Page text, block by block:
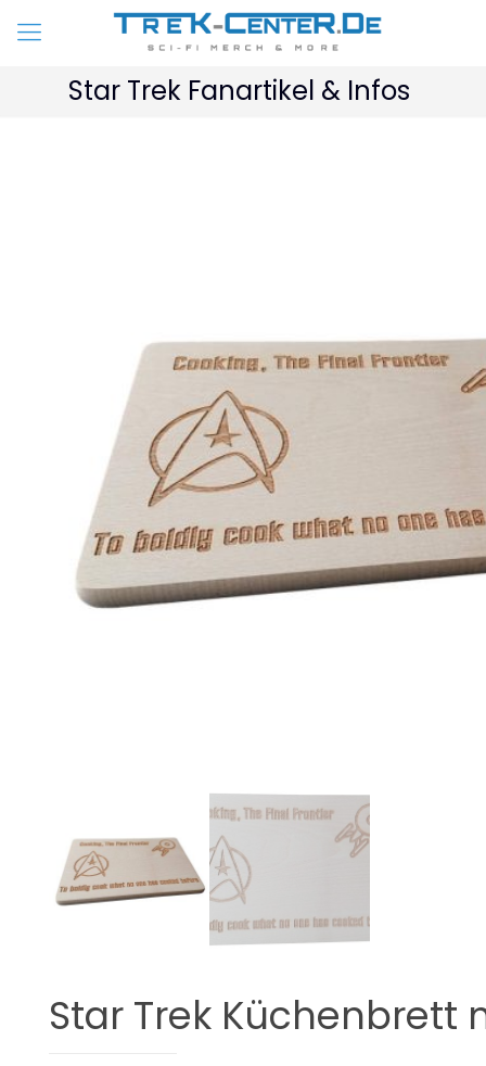
Star Trek Fanartikel & Infos
Star Trek Küchenbrett